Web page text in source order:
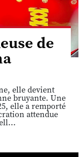
de
elle devient
bruyante. Une
elle a remporté
attendue